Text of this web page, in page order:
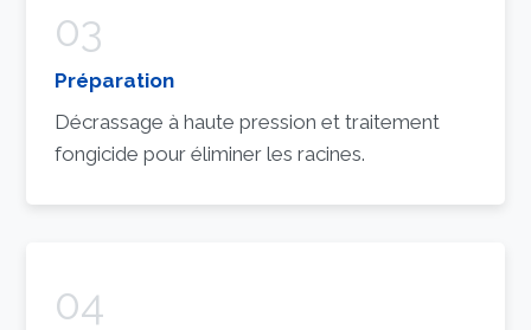
03
Préparation
Décrassage à haute pression et traitement
fongicide pour éliminer les racines.
04